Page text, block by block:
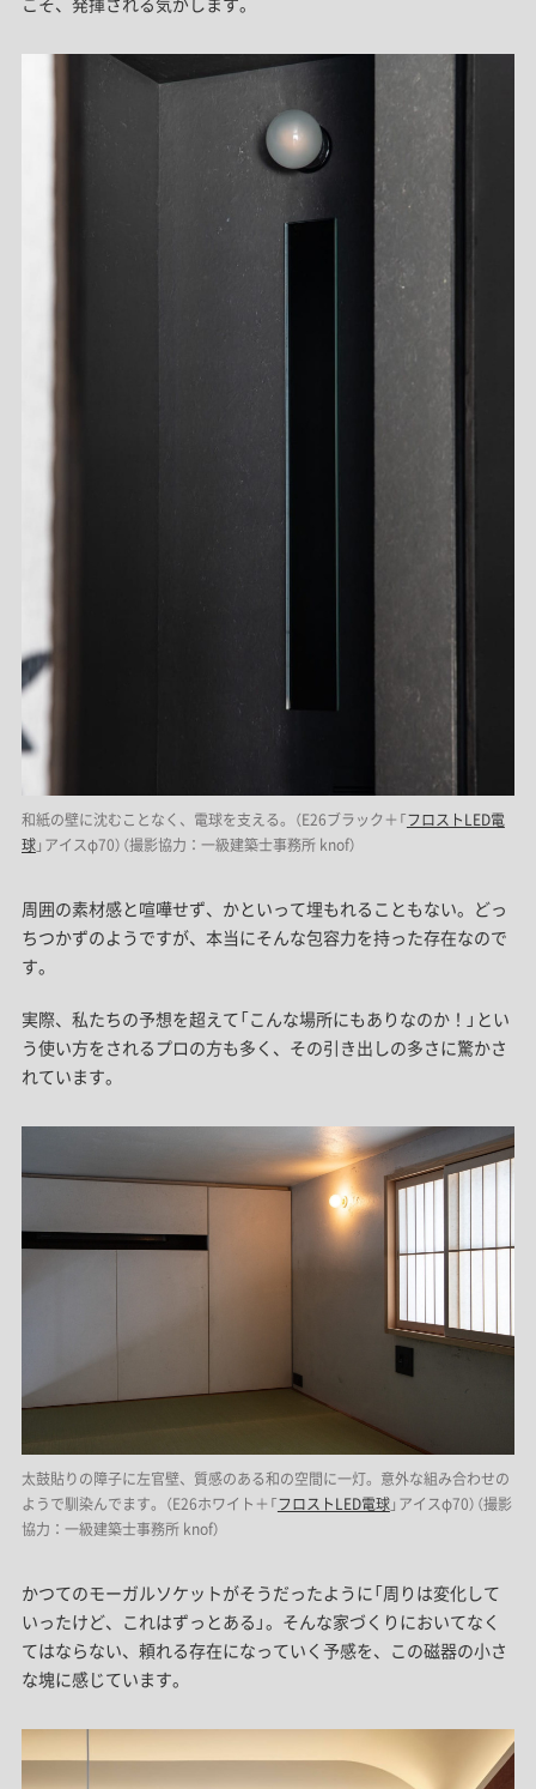
和紙の壁に沈むことなく、電球を支える。（E26ブラック＋「フロストLED電
球」アイスφ70）（撮影協力：一級建築士事務所 knof）
周囲の素材感と喧嘩せず、かといって埋もれることもない。どっ
ちつかずのようですが、本当にそんな包容力を持った存在なので
す。
実際、私たちの予想を超えて「こんな場所にもありなのか！」とい
う使い方をされるプロの方も多く、その引き出しの多さに驚かさ
れています。
太鼓貼りの障子に左官壁、質感のある和の空間に一灯。意外な組み合わせの
ようで馴染んでます。（E26ホワイト＋「フロストLED電球」アイスφ70）（撮影
協力：一級建築士事務所 knof）
かつてのモーガルソケットがそうだったように「周りは変化して
いったけど、これはずっとある」。そんな家づくりにおいてなく
てはならない、頼れる存在になっていく予感を、この磁器の小さ
な塊に感じています。